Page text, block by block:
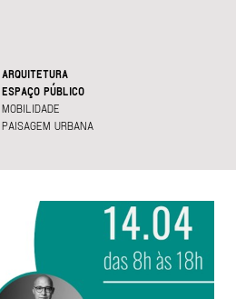
ARQUITETURA
ESPAÇO PÚBLICO
MOBILIDADE
PAISAGEM URBANA